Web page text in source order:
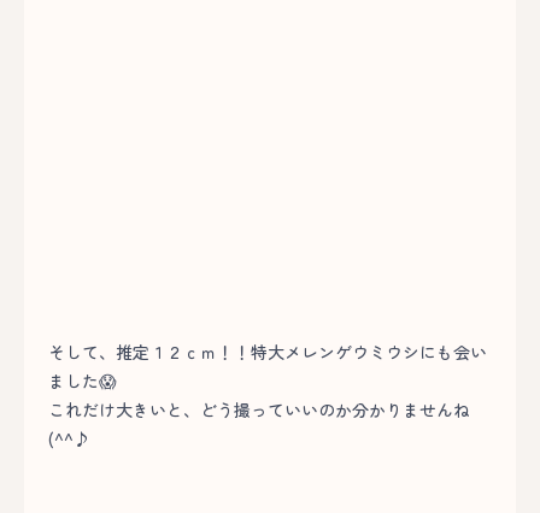
そして、推定１２ｃｍ！！特大メレンゲウミウシにも会い
ました😱
これだけ大きいと、どう撮っていいのか分かりませんね
(^^♪